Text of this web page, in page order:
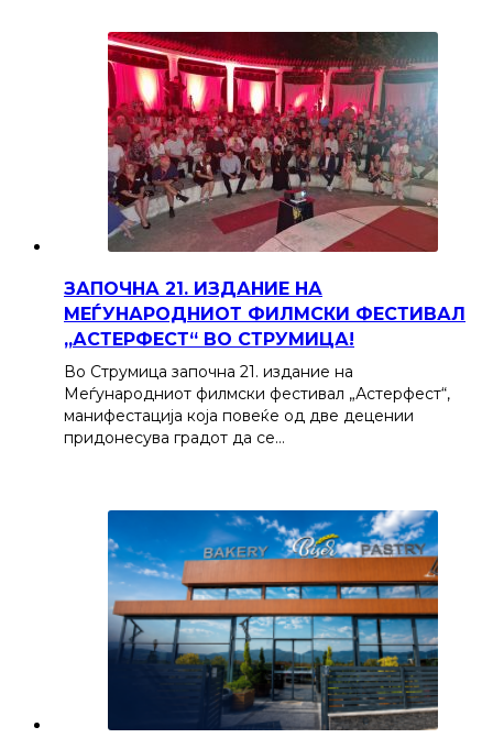
ЗАПОЧНА 21. ИЗДАНИЕ НА
МЕЃУНАРОДНИОТ ФИЛМСКИ ФЕСТИВАЛ
„АСТЕРФЕСТ“ ВО СТРУМИЦА!
Во Струмица започна 21. издание на
Меѓународниот филмски фестивал „Астерфест“,
манифестација која повеќе од две децении
придонесува градот да се…